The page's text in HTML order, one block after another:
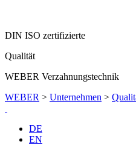
DIN ISO zertifizierte
Qualität
WEBER Verzahnungstechnik
WEBER > Unternehmen >
DE
EN